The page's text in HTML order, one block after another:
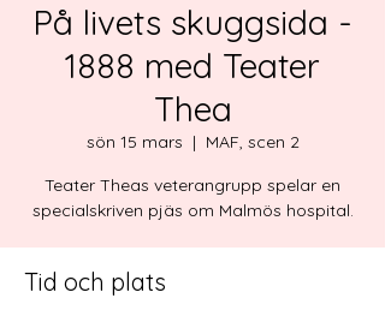
På livets skuggsida -
1888 med Teater
Thea
sön 15 mars
  |
MAF, scen 2
Teater Theas veterangrupp spelar en
specialskriven pjäs om Malmös hospital.
Tid och plats